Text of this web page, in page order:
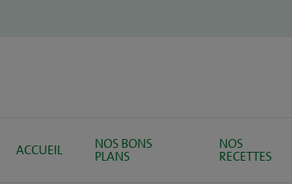
ACCUEIL NOS BONS
PLANS
NOS
RECETTES